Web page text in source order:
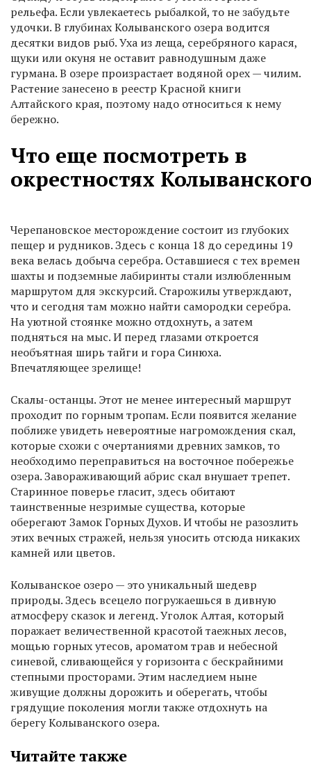
рельефа. Если увлекаетесь рыбалкой, то не забудьте
удочки. В глубинах Колыванского озера водится
десятки видов рыб. Уха из леща, серебряного карася,
щуки или окуня не оставит равнодушным даже
гурмана. В озере произрастает водяной орех — чилим.
Растение занесено в реестр Красной книги
Алтайского края, поэтому надо относиться к нему
бережно.
Что еще посмотреть в
окрестностях
Черепановское месторождение состоит из глубоких
пещер и рудников. Здесь с конца 18 до середины 19
века велась добыча серебра. Оставшиеся с тех времен
шахты и подземные лабиринты стали излюбленным
маршрутом для экскурсий. Старожилы утверждают,
что и сегодня там можно найти самородки серебра.
На уютной стоянке можно отдохнуть, а затем
подняться на мыс. И перед глазами откроется
необъятная ширь тайги и гора Синюха.
Впечатляющее зрелище!
Скалы-останцы. Этот не менее интересный маршрут
проходит по горным тропам. Если появится желание
поближе увидеть невероятные нагромождения скал,
которые схожи с очертаниями древних замков, то
необходимо переправиться на восточное побережье
озера. Завораживающий абрис скал внушает трепет.
Старинное поверье гласит, здесь обитают
таинственные незримые существа, которые
оберегают Замок Горных Духов. И чтобы не разозлить
этих вечных стражей, нельзя уносить отсюда никаких
камней или цветов.
Колыванское озеро — это уникальный шедевр
природы. Здесь всецело погружаешься в дивную
атмосферу сказок и легенд. Уголок Алтая, который
поражает величественной красотой таежных лесов,
мощью горных утесов, ароматом трав и небесной
синевой, сливающейся у горизонта с бескрайними
степными просторами. Этим наследием ныне
живущие должны дорожить и оберегать, чтобы
грядущие поколения могли также отдохнуть на
берегу Колыванского озера.
Читайте также